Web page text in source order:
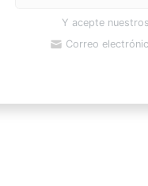
Y acepte nuestros
Correo